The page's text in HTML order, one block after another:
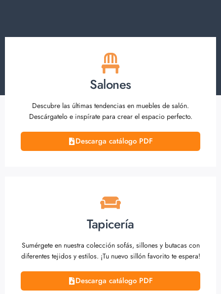
Salones
Descubre las últimas tendencias en muebles de salón.
Descárgatelo e inspírate para crear el espacio perfecto.
Descarga catálogo PDF
Tapicería
Sumérgete en nuestra colección sofás, sillones y butacas con
diferentes tejidos y estilos. ¡Tu nuevo sillón favorito te espera!
Descarga catálogo PDF